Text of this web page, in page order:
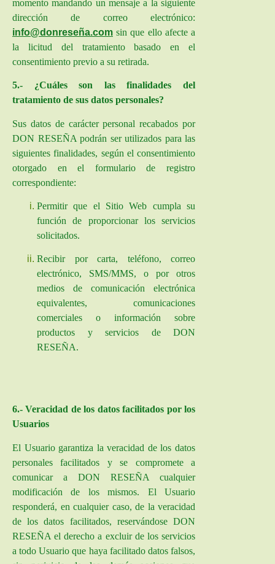
momento mandando un mensaje a la siguiente
dirección de correo electrónico:
info@donreseña.com sin que ello afecte a
la licitud del tratamiento basado en el
consentimiento previo a su retirada.
5.- ¿Cuáles son las finalidades del
tratamiento de sus datos personales?
Sus datos de carácter personal recabados por
DON RESEÑApodrán ser utilizados para las
siguientes finalidades, según el consentimiento
otorgado en el formulario de registro
correspondiente:
Permitir que el Sitio Web cumpla su
función de proporcionar los servicios
solicitados.
Recibir por carta, teléfono, correo
electrónico, SMS/MMS, o por otros
medios de comunicación electrónica
equivalentes, comunicaciones
comerciales o información sobre
productos y servicios de DON
RESEÑA.
6.- Veracidad de los datos facilitados por los
Usuarios
El Usuario garantiza la veracidad de los datos
personales facilitados y se compromete a
comunicar a DON RESEÑA cualquier
modificación de los mismos. El Usuario
responderá, en cualquier caso, de la veracidad
de los datos facilitados, reservándose DON
RESEÑA el derecho a excluir de los servicios
a todo Usuario que haya facilitado datos falsos,